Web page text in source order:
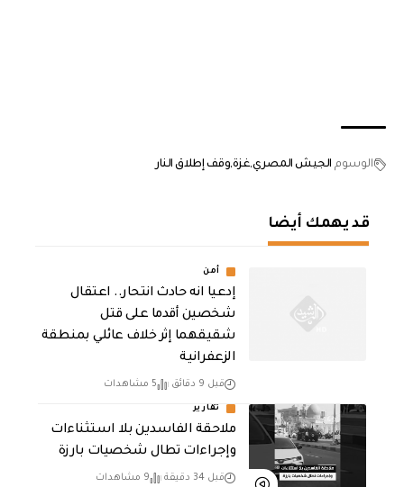
الوسوم الجيش المصريغزةوقف إطلاق النار
قد يهمك أيضا
أمن
إدعيا انه حادث انتحار.. اعتقال
شخصين أقدما على قتل
شقيقهما إثر خلاف عائلي بمنطقة
الزعفرانية
قبل 9 دقائق 5 مشاهدات
تقارير
ملاحقة الفاسدين بلا استثناءات
وإجراءات تطال شخصيات بارزة
قبل 34 دقيقة 9 مشاهدات